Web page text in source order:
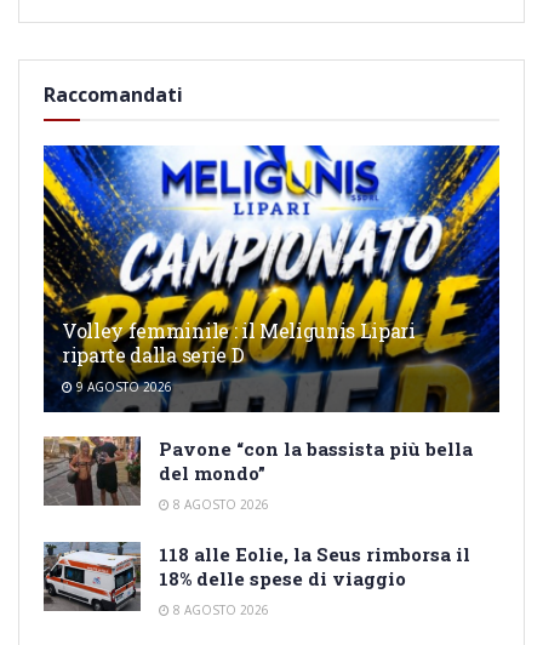
Raccomandati
Volley femminile : il Meligunis Lipari
riparte dalla serie D
9 AGOSTO 2026
Pavone “con la bassista più bella
del mondo”
8 AGOSTO 2026
118 alle Eolie, la Seus rimborsa il
18% delle spese di viaggio
8 AGOSTO 2026